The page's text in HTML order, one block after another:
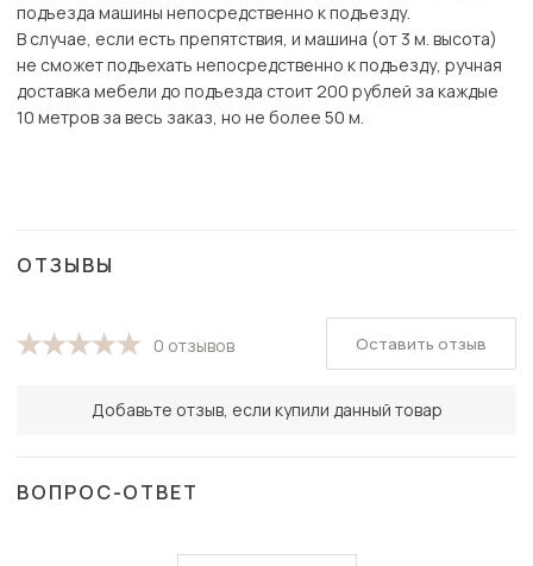
подъезда машины непосредственно к подъезду.
В случае, если есть препятствия, и машина (от 3 м. высота)
не сможет подъехать непосредственно к подъезду, ручная
доставка мебели до подъезда стоит 200 рублей за каждые
10 метров за весь заказ, но не более 50 м.
ОТЗЫВЫ
0 отзывов
Добавьте отзыв, если купили данный товар
Оставить отзыв
ВОПРОС-ОТВЕТ